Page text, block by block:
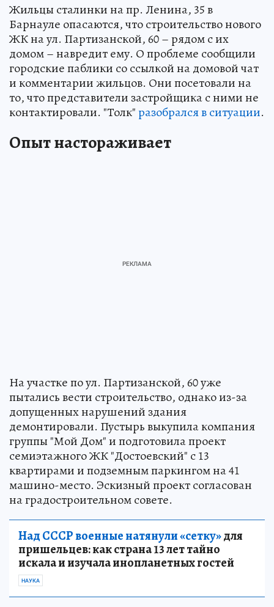
Жильцы сталинки на пр. Ленина, 35 в
Барнауле опасаются, что строительство нового
ЖК на ул. Партизанской, 60 – рядом с их
домом – навредит ему. О проблеме сообщили
городские паблики со ссылкой на домовой чат
и комментарии жильцов. Они посетовали на
то, что представители застройщика с ними не
контактировали. "Толк"разобрался в ситуации.
Опыт настораживает
На участке по ул. Партизанской, 60 уже
пытались вести строительство, однако из-за
допущенных нарушений здания
демонтировали. Пустырь выкупила компания
группы "Мой Дом" и подготовила проект
семиэтажного ЖК "Достоевский" с 13
квартирами и подземным паркингом на 41
машино-место. Эскизный проект согласован
на градостроительном совете.
Над СССР военные натянули «сетку»для
пришельцев: как страна 13 лет тайно
искала и изучала инопланетных гостей
НАУКА